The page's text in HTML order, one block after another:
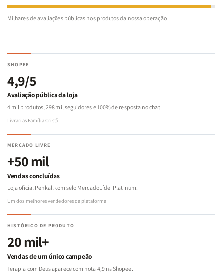
Milhares de avaliações públicas nos produtos da nossa operação.
SHOPEE
4,9/5
Avaliação pública da loja
4 mil produtos, 298 mil seguidores e 100% de resposta no chat.
Livrarias Família Cristã
MERCADO LIVRE
+50 mil
Vendas concluídas
Loja oficial Penkall com selo MercadoLíder Platinum.
Um dos melhores vendedores da plataforma
HISTÓRICO DE PRODUTO
20 mil+
Vendas de um único campeão
Terapia com Deus aparece com nota 4,9 na Shopee.